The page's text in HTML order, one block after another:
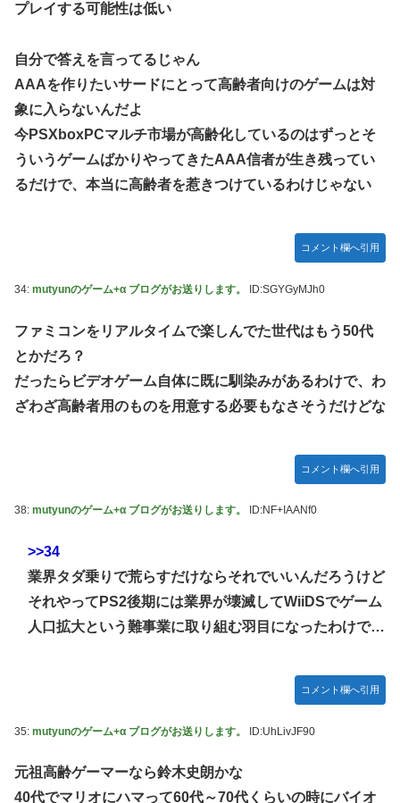
プレイする可能性は低い
自分で答えを言ってるじゃん
AAAを作りたいサードにとって高齢者向けのゲームは対
象に入らないんだよ
今PSXboxPCマルチ市場が高齢化しているのはずっとそ
ういうゲームばかりやってきたAAA信者が生き残ってい
るだけで、本当に高齢者を惹きつけているわけじゃない
コメント欄へ引用
34: mutyunのゲーム+α ブログがお送りします。 ID:SGYGyMJh0
ファミコンをリアルタイムで楽しんでた世代はもう50代
とかだろ？
だったらビデオゲーム自体に既に馴染みがあるわけで、わ
ざわざ高齢者用のものを用意する必要もなさそうだけどな
コメント欄へ引用
38: mutyunのゲーム+α ブログがお送りします。 ID:NF+IAANf0
>>34
業界タダ乗りで荒らすだけならそれでいいんだろうけど
それやってPS2後期には業界が壊滅してWiiDSでゲーム
人口拡大という難事業に取り組む羽目になったわけで…
コメント欄へ引用
35: mutyunのゲーム+α ブログがお送りします。 ID:UhLivJF90
元祖高齢ゲーマーなら鈴木史朗かな
40代でマリオにハマって60代～70代くらいの時にバイオ